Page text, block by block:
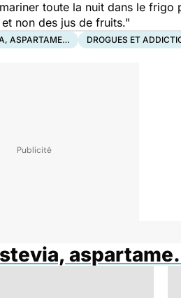
toute la nuit dans le
non des jus de fruits."
ASPARTAME… DROGUES ET